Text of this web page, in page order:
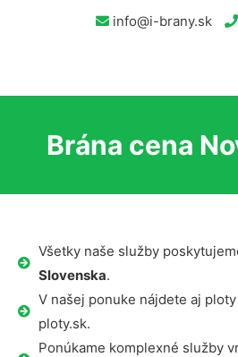
info@i-brany.sk
Brána cena
Všetky naše služby
Slovenska.
V našej ponuke nájdete aj
ploty.sk.
Ponúkame komplexné služby